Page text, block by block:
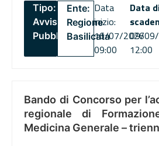
Tipo:
Avviso
Pubblico
Ente:
Regione
Basilicata
Data
inizio:
16/07/2026
09:00
Data
09/
12:00
Bando di Concorso per
regionale di
Medicina Generale –